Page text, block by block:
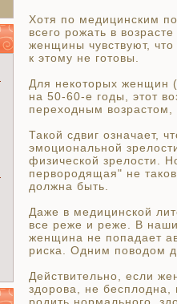
Хотя по медицинским
всего рожать в
женщины чувствуют,
к этому не готовы.
Для некоторых женщин
на 50-60-е годы, этот
переходным
Такой сдвиг означает,
эмоциональной
физической зрелости.
первородящая" не
должна быть.
Даже в медицинской
все реже и реже. В
женщина не попадает
риска. Одним поводом
Действительно, если
здорова, не